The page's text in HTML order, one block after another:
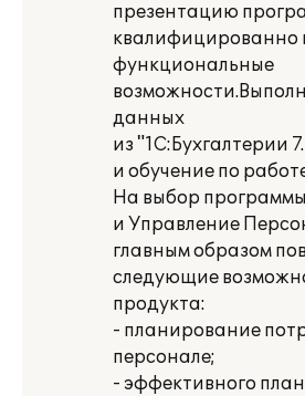
презентацию
квалифицированно
функциональные
данных
из "1С:Бухгалтерии
и обучение по
На выбор
и Управление
главным образом
следующие
продукта:
- планирование
персонале;
- эффективного